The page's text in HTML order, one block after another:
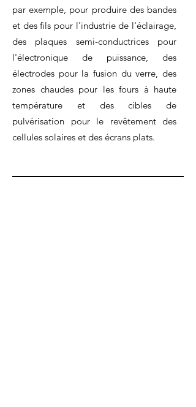
par exemple, pour produire des bandes
et des fils pour l'industrie de l'éclairage,
des plaques semi-conductrices pour
l'électronique de puissance, des
électrodes pour la fusion du verre, des
zones chaudes pour les fours à haute
température et des cibles de
pulvérisation pour le revêtement des
cellules solaires et des écrans plats.